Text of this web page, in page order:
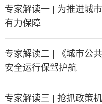
专家解读一 | 为推进城
有力保障
专家解读二 | 《城市公
安全运行保驾护航
专家解读三 | 抢抓政策